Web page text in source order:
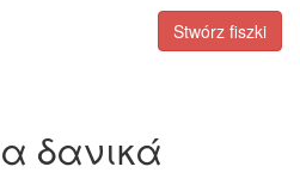
Stwórz fiszki
δανικά